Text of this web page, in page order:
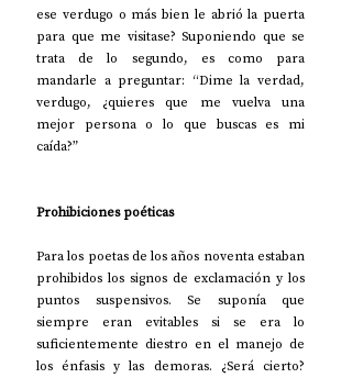
ese verdugo o más bien le abrió la puerta
para que me visitase? Suponiendo que se
trata de lo segundo, es como para
mandarle a preguntar: “Dime la verdad,
verdugo, ¿quieres que me vuelva una
mejor persona o lo que buscas es mi
caída?”
Prohibiciones poéticas
Para los poetas de los años noventa estaban
prohibidos los signos de exclamación y los
puntos suspensivos. Se suponía que
siempre eran evitables si se era lo
suficientemente diestro en el manejo de
los énfasis y las demoras. ¿Será cierto?